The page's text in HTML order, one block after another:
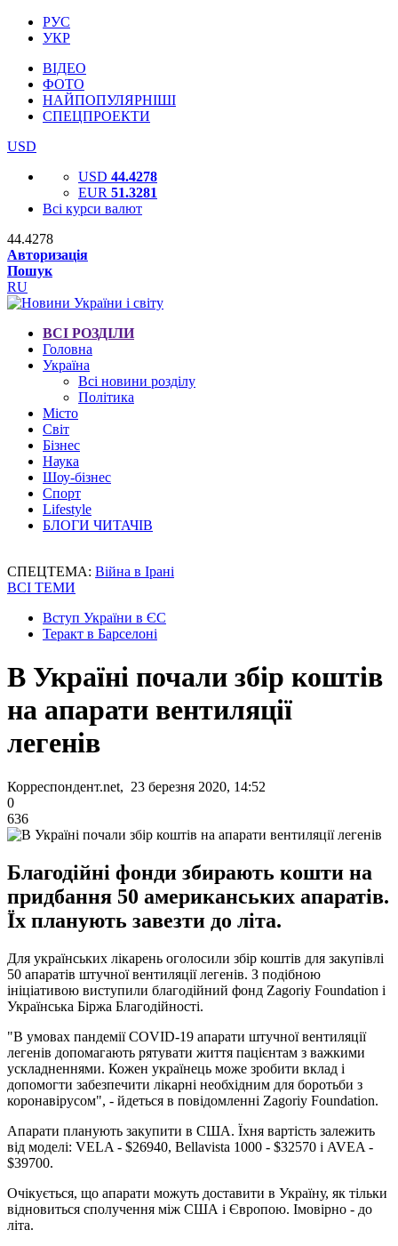
РУС
УКР
ВІДЕО
ФОТО
НАЙПОПУЛЯРНІШІ
СПЕЦПРОЕКТИ
USD
USD 44.4278
EUR 51.3281
Всі курси валют
44.4278
Авторизація
Пошук
RU
ВСІ РОЗДІЛИ
Головна
Україна
Всі новини розділу
Політика
Місто
Світ
Бізнес
Наука
Шоу-бізнес
Спорт
Lifestyle
БЛОГИ ЧИТАЧІВ
СПЕЦТЕМА: Війна в Ірані
ВСІ ТЕМИ
Вступ України в ЄС
Теракт в Барселоні
В Україні почали збір коштів
на апарати вентиляції
легенів
Корреспондент.net, 23 березня 2020, 14:52
0
636
Благодійні фонди збирають кошти на
придбання 50 американських апаратів.
Їх планують завезти до літа.
Для українських лікарень оголосили збір коштів для закупівлі
50 апаратів штучної вентиляції легенів. З подібною
ініціативою виступили благодійний фонд Zagoriy Foundation і
Українська Біржа Благодійності.
"В умовах пандемії COVID-19 апарати штучної вентиляції
легенів допомагають рятувати життя пацієнтам з важкими
ускладненнями. Кожен українець може зробити вклад і
допомогти забезпечити лікарні необхідним для боротьби з
коронавірусом", - йдеться в повідомленні Zagoriy Foundation.
Апарати планують закупити в США. Їхня вартість залежить
від моделі: VELA - $26940, Bellavista 1000 - $32570 і AVEA -
$39700.
Очікується, що апарати можуть доставити в Україну, як тільки
відновиться сполучення між США і Європою. Імовірно - до
літа.